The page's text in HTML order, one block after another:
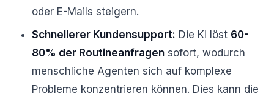
oder E-Mails steigern.
Schnellerer Kundensupport: Die KI löst 60-
80% der Routineanfragen sofort, wodurch
menschliche Agenten sich auf komplexe
Probleme konzentrieren können. Dies kann die